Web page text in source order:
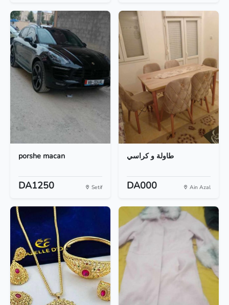
porshe macan
DA1250 Setif
طاولة و كراسي
DA000 Ain Azal